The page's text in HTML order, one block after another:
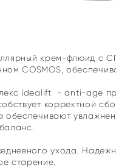
крем-флюид с
COSMOS,
Idealift - anti-age
корректной
обеспечивают
ухода.
старение.